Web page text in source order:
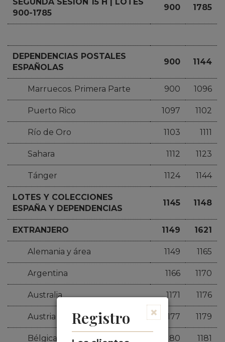
SEGUNDA SESIÓN 15 H | LOTES
900-1785
900 1785
DEPENDENCIAS POSTALES
ESPAÑOLAS
900 1144
Marruecos. Primera Parte 900 1096
Puerto Rico 1097 1102
Río de Oro 1103 1111
Sahara 1112 1123
Tánger 1124 1144
LOTES Y COLECCIONES
ESPAÑA Y DEPENDENCIAS
1145 1148
EXTRANJERO 1149 1621
Alemania y área 1149 1165
Argentina 1166 1170
Australia 1171 1176
Austria 1177 1179
Bélgica 1180 1181
×
Registro